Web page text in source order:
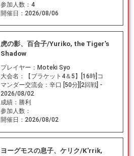
参加人数： 4
開催日： 2026/08/06
虎の影、百合子/Yuriko, the Tiger's
Shadow
プレイヤー： Moteki Syo
大会名：
【ブラケット4＆5】[16時]コ
マンダー交流会：辛口 [50分][2回戦] -
2026/08/02
成績： 勝利
参加人数：
開催日： 2026/08/02
ヨーグモスの息子、ケリク/K'rrik,